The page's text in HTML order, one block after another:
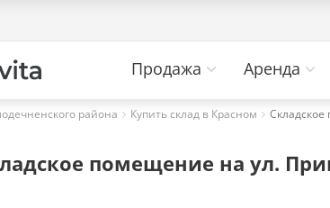
Продажа Аренда
района Купить склад в Красном
помещение на ул.